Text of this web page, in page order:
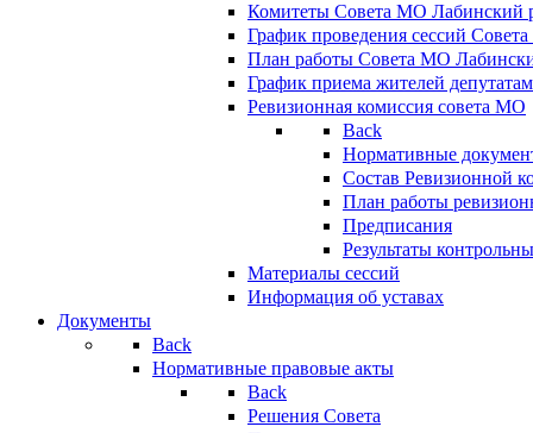
Комитеты Совета МО Лабинский
График проведения сессий
План работы Совета МО
График приема жителей
Ревизионная комиссия совета МО
Back
Нормативные
Состав Ревизионной
План работы
Предписания
Результаты
Материалы сессий
Информация об уставах
Документы
Back
Нормативные правовые акты
Back
Решения Совета